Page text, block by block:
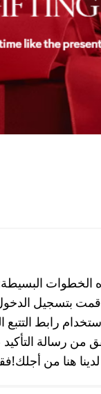
الخطوات
بتسجيل
رابط
من رسالة
هنا من أجلك!فقط